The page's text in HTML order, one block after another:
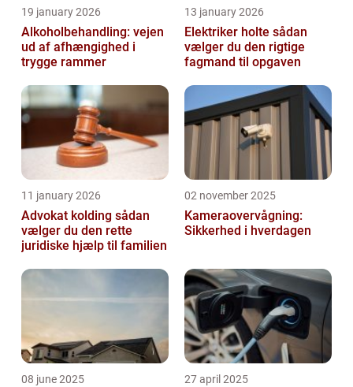
19 january 2026
Alkoholbehandling: vejen
ud af afhængighed i
trygge rammer
13 january 2026
Elektriker holte sådan
vælger du den rigtige
fagmand til opgaven
11 january 2026
Advokat kolding sådan
vælger du den rette
juridiske hjælp til familien
02 november 2025
Kameraovervågning:
Sikkerhed i hverdagen
08 june 2025 27 april 2025